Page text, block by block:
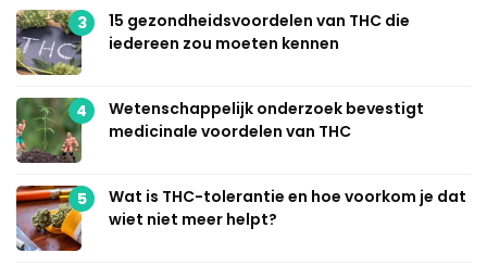
3
15 gezondheidsvoordelen van THC die
iedereen zou moeten kennen
4
Wetenschappelijk onderzoek bevestigt
medicinale voordelen van THC
5
Wat is THC-tolerantie en hoe voorkom je dat
wiet niet meer helpt?